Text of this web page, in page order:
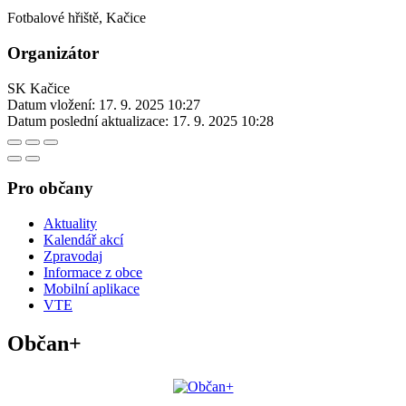
Fotbalové hřiště, Kačice
Organizátor
SK Kačice
Datum vložení: 17. 9. 2025 10:27
Datum poslední aktualizace: 17. 9. 2025 10:28
Pro občany
Aktuality
Kalendář akcí
Zpravodaj
Informace z obce
Mobilní aplikace
VTE
Občan+